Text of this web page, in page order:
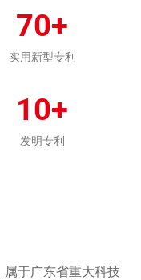
70+
实用新型专利
10+
发明专利
于广东省重大科技